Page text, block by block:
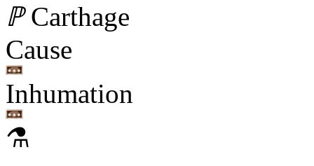
ℙCarthage
Cause
Inhumation
⚗